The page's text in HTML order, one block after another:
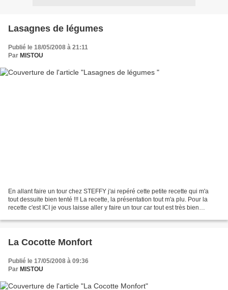
Lasagnes de légumes
Publié le 18/05/2008 à 21:11
Par MISTOU
En allant faire un tour chez STEFFY j'ai repéré cette petite recette qui m'a
tout dessuite bien tenté !!! La recette, la présentation tout m'a plu. Pour la
recette c'est ICI je vous laisse aller y faire un tour car tout est très bien
La Cocotte Monfort
Publié le 17/05/2008 à 09:36
Par MISTOU